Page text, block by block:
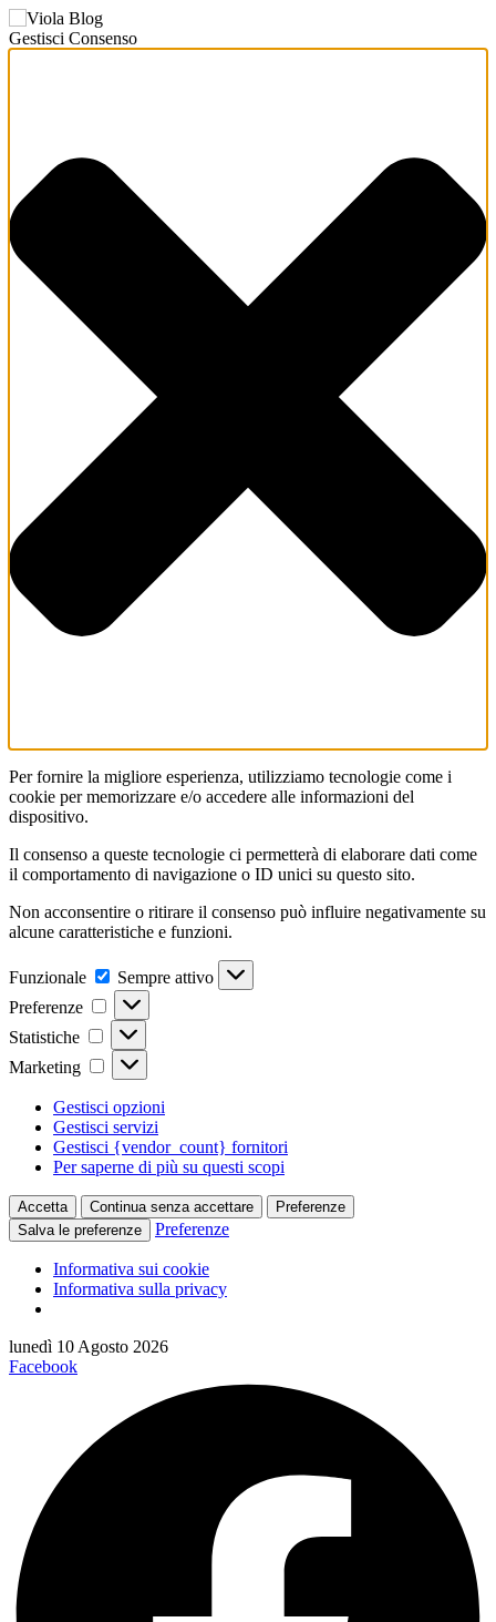
Gestisci Consenso
Per fornire la migliore esperienza, utilizziamo tecnologie come i
cookie per memorizzare e/o accedere alle informazioni del
dispositivo.
Il consenso a queste tecnologie ci permetterà di elaborare dati come
il comportamento di navigazione o ID unici su questo sito.
Non acconsentire o ritirare il consenso può influire negativamente su
alcune caratteristiche e funzioni.
Funzionale Funzionale
Sempre attivo
Preferenze
Preferenze
Statistiche Statistiche
Marketing Marketing
Gestisci opzioni
Gestisci servizi
Gestisci {vendor_count} fornitori
Per saperne di più su questi scopi
Accetta Continua senza accettare
Preferenze
Salva le preferenze
Preferenze
Informativa sui cookie
Informativa sulla privacy
Vai
al
lunedì 10 Agosto 2026
Facebook